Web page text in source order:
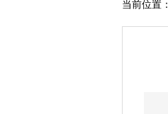
当前位置：